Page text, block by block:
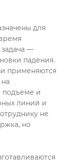
для
задача —
падения.
применяются
подъеме и
линий и
не
но